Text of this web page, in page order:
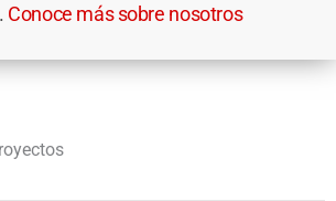
Conoce más sobre nosotros